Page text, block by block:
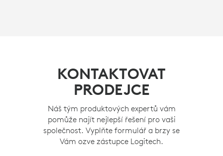
KONTAKTOVAT
PRODEJCE
Náš tým produktových expertů vám
pomůže najít nejlepší řešení pro vaši
společnost. Vyplňte formulář a brzy se
Vám ozve zástupce Logitech.